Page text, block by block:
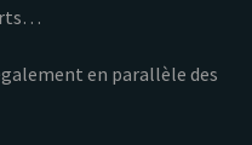
en parallèle des